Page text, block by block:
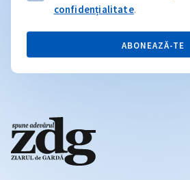
confidențialitate.
ABONEAZĂ-TE